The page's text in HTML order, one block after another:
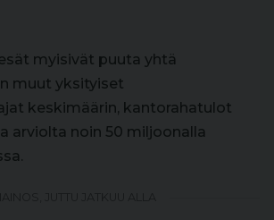
myisivät puuta yhtä
muut yksityiset
keskimäärin, kantorahatulot
arviolta noin 50 miljoonalla